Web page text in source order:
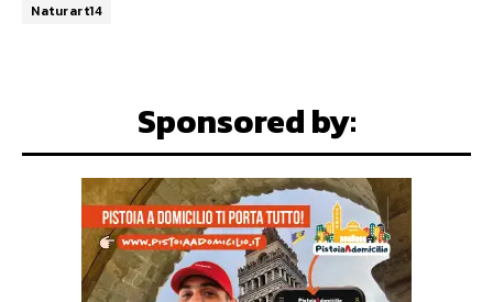
Naturart14
Sponsored by: